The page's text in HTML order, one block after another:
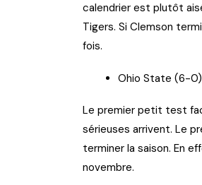
calendrier est plutôt
Tigers. Si Clemson
fois.
Ohio State (6-0)
Le premier petit test
sérieuses arrivent. Le
terminer la saison. En
novembre.